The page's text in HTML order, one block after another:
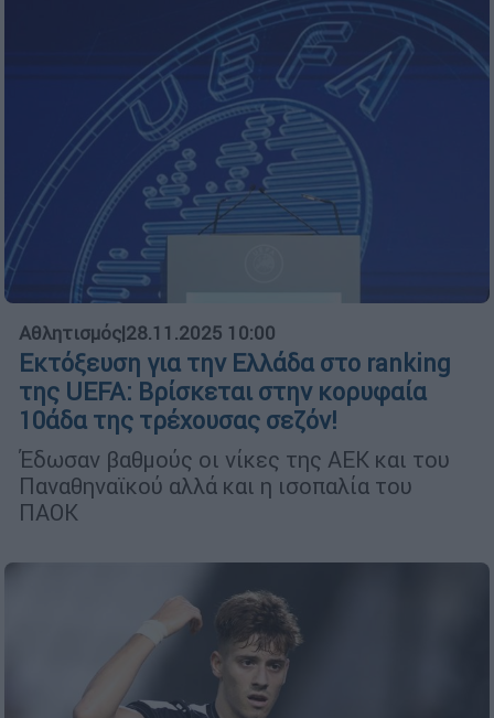
Αθλητισμός|28.11.2025 10:00
Εκτόξευση για την Ελλάδα στο ranking
της UEFA: Βρίσκεται στην κορυφαία
10άδα της τρέχουσας σεζόν!
Έδωσαν βαθμούς οι νίκες της ΑΕΚ και του
Παναθηναϊκού αλλά και η ισοπαλία του
ΠΑΟΚ